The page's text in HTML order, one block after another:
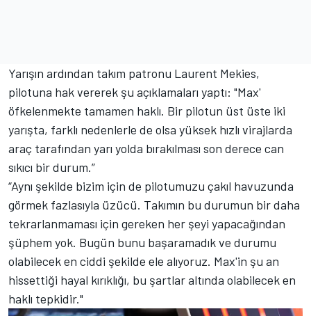
Yarışın ardından takım patronu Laurent Mekies,
pilotuna hak vererek şu açıklamaları yaptı: "Max'
öfkelenmekte tamamen haklı. Bir pilotun üst üste iki
yarışta, farklı nedenlerle de olsa yüksek hızlı virajlarda
araç tarafından yarı yolda bırakılması son derece can
sıkıcı bir durum.”
“Aynı şekilde bizim için de pilotumuzu çakıl havuzunda
görmek fazlasıyla üzücü. Takımın bu durumun bir daha
tekrarlanmaması için gereken her şeyi yapacağından
şüphem yok. Bugün bunu başaramadık ve durumu
olabilecek en ciddi şekilde ele alıyoruz. Max'in şu an
hissettiği hayal kırıklığı, bu şartlar altında olabilecek en
haklı tepkidir."